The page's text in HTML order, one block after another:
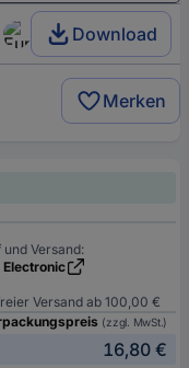
Download
Merken
und Versand:
Electronic
Versand ab 100,00 €
(zzgl. MwSt.)
16,80 €